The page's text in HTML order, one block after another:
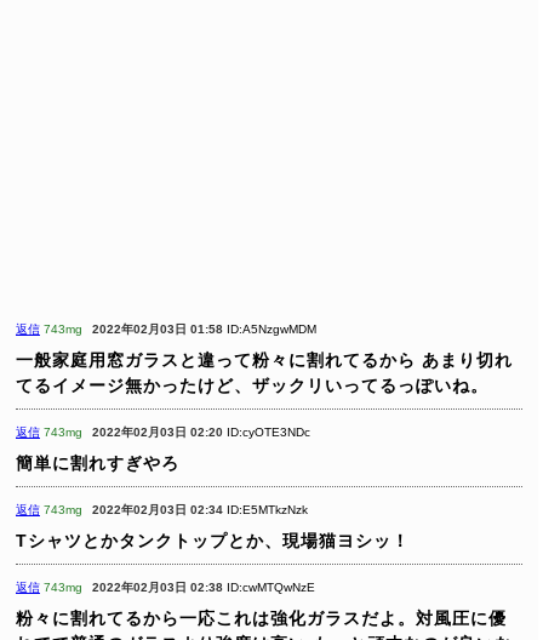
返信 743mg 2022年02月03日 01:58 ID:A5NzgwMDM
一般家庭用窓ガラスと違って粉々に割れてるから あまり切れ
てるイメージ無かったけど、ザックリいってるっぽいね。
返信 743mg 2022年02月03日 02:20 ID:cyOTE3NDc
簡単に割れすぎやろ
返信 743mg 2022年02月03日 02:34 ID:E5MTkzNzk
Tシャツとかタンクトップとか、現場猫ヨシッ！
返信 743mg 2022年02月03日 02:38 ID:cwMTQwNzE
粉々に割れてるから一応これは強化ガラスだよ。対風圧に優